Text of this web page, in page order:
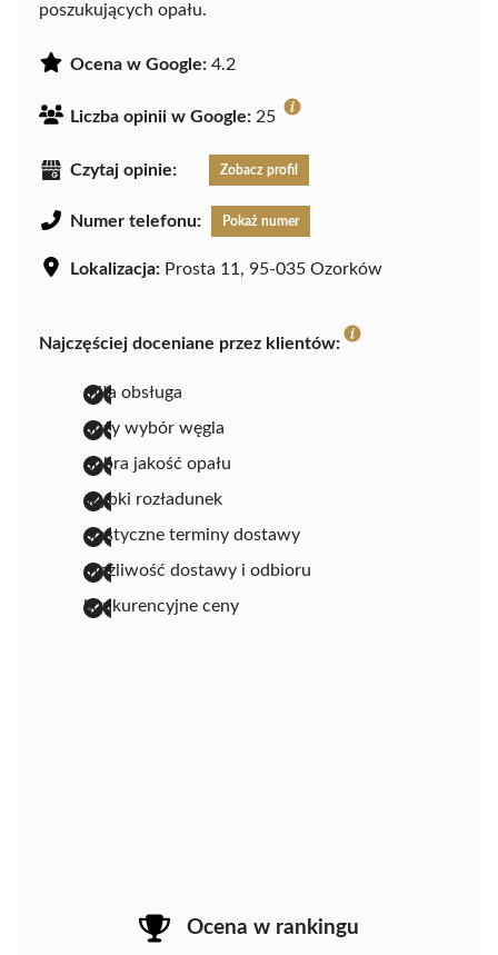
poszukujących opału.
Ocena w Google: 4.2
Liczba opinii w Google: 25
Czytaj opinie: Zobacz profil
Numer telefonu: Pokaż numer
Lokalizacja: Prosta 11, 95-035 Ozorków
Najczęściej doceniane przez klientów:
miła obsługa
duży wybór węgla
dobra jakość opału
szybki rozładunek
elastyczne terminy dostawy
możliwość dostawy i odbioru
konkurencyjne ceny
Ocena w rankingu